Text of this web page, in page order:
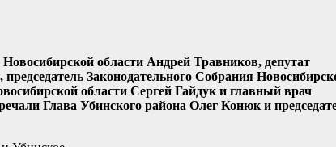
области Андрей Травников, депутат
Законодательного Собрания
области Сергей Гайдук и главный врач
Глава Убинского района Олег Конюк и